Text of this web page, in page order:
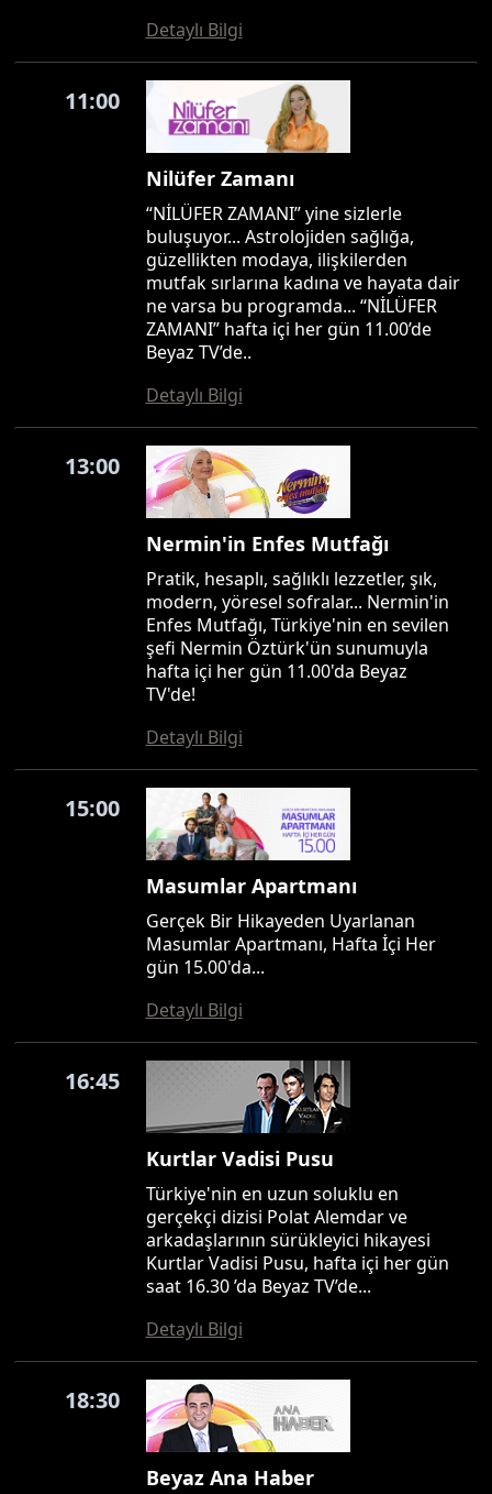
Detaylı Bilgi
11:00
Nilüfer Zamanı
“NİLÜFER ZAMANI” yine sizlerle
buluşuyor... Astrolojiden sağlığa,
güzellikten modaya, ilişkilerden
mutfak sırlarına kadına ve hayata dair
ne varsa bu programda... “NİLÜFER
ZAMANI” hafta içi her gün 11.00’de
Beyaz TV’de..
Detaylı Bilgi
13:00
Nermin'in Enfes Mutfağı
Pratik, hesaplı, sağlıklı lezzetler, şık,
modern, yöresel sofralar... Nermin'in
Enfes Mutfağı, Türkiye'nin en sevilen
şefi Nermin Öztürk'ün sunumuyla
hafta içi her gün 11.00'da Beyaz
TV'de!
Detaylı Bilgi
15:00
Masumlar Apartmanı
Gerçek Bir Hikayeden Uyarlanan
Masumlar Apartmanı, Hafta İçi Her
gün 15.00'da...
Detaylı Bilgi
16:45
Kurtlar Vadisi Pusu
Türkiye'nin en uzun soluklu en
gerçekçi dizisi Polat Alemdar ve
arkadaşlarının sürükleyici hikayesi
Kurtlar Vadisi Pusu, hafta içi her gün
saat 16.30 ’da Beyaz TV’de...
Detaylı Bilgi
18:30
Beyaz Ana Haber